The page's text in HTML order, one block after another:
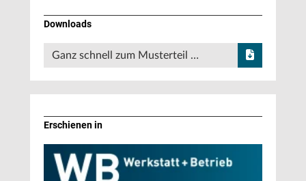
Downloads
Ganz schnell zum Musterteil …
Erschienen in